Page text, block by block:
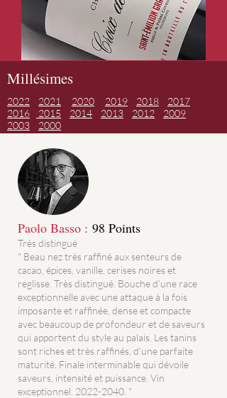
Millésimes
2022 2021 2020 2019 2018
2017
2016
2015 2014 2013 2012
2009
2003
2000
Paolo Basso : 98 Points
Très distingué
" Beau nez très raffiné aux senteurs de
cacao, épices, vanille, cerises noires et
reglisse. Très distingué. Bouche d’une race
exceptionnelle avec une attaque à la fois
imposante et raffinée, dense et compacte
avec beaucoup de profondeur et de saveurs
qui apportent du style au palais. Les tanins
sont riches et très raffinés, d’une parfaite
maturité. Finale interminable qui dévoile
saveurs, intensité et puissance. Vin
exceptionnel. 2022-2040. "